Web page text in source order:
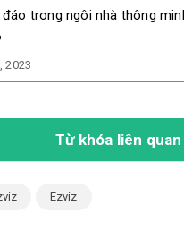
trong ngôi nhà thông
2023
Từ khóa liên quan
Ezviz